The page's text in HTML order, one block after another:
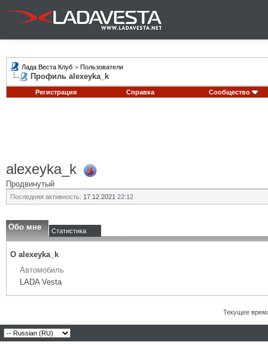
Лада Веста Клуб > Пользователи
Профиль alexeyka_k
Регистрация Справка Сообщество
alexeyka_k
Продвинутый
Последняя активность: 17.12.2021 22:12
Обо мне Статистика
О alexeyka_k
Автомобиль
LADA Vesta
Текущее